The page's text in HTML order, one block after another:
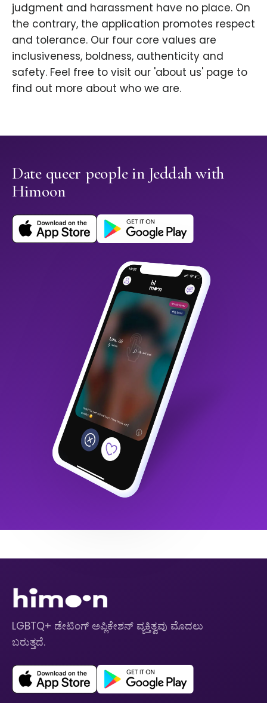
judgment and harassment have no place. On
the contrary, the application promotes respect
and tolerance. Our four core values are
inclusiveness, boldness, authenticity and
safety. Feel free to visit our 'about us' page to
find out more about who we are.
Date queer people in Jeddah with
Himoon
LGBTQ+ ಡೇಟಿಂಗ್ ಅಪ್ಲಿಕೇಶನ್ ವ್ಯಕ್ತಿತ್ವವು ಮೊದಲು
ಬರುತ್ತದೆ.